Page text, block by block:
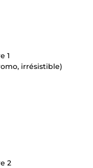
1
irrésistible)
2